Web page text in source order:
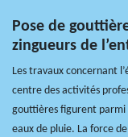
Pose de
zingueurs de
Les travaux concernant
centre des activités
gouttières figurent parmi
eaux de pluie. La force